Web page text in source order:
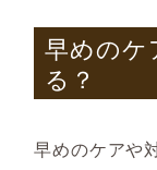
早めのケ
る？
早めのケアや